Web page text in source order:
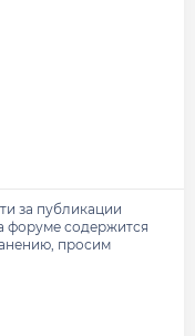
за публикации
форуме содержится
просим